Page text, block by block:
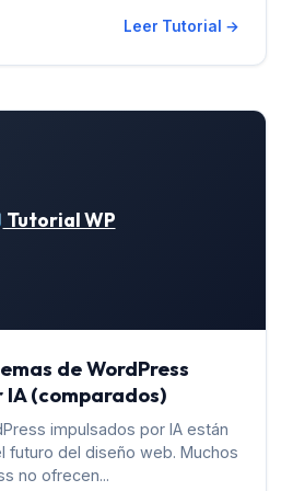
Leer Tutorial →
Tutorial WP
de WordPress
IA (comparados)
impulsados ​​por IA están
futuro del diseño web. Muchos
no ofrecen...